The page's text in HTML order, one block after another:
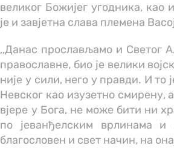
великог Божијег угодника, као
је и завјетна слава племена
,,Данас прослављамо и Светог
православне, био је велики
није у сили, него у правди. И
Невског као изузетно смирену,
вјере у Бога, не може бити ни
по јеванђелским врлинама и
благословен и свет начин, на